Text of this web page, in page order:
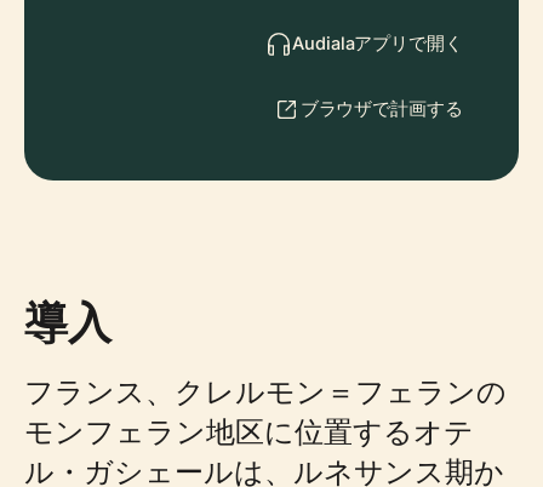
Audialaアプリで開く
ブラウザで計画する
導入
フランス、クレルモン＝フェランの
モンフェラン地区に位置するオテ
ル・ガシェールは、ルネサンス期か